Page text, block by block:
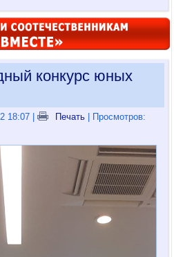
конкурс юных
18:07 | Печать | Просмотров: